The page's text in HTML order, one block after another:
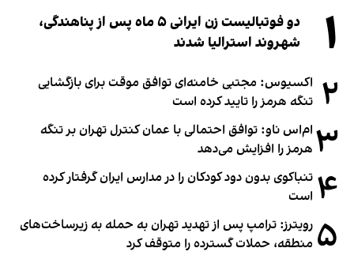
۱
دو فوتبالیست زن ایرانی ۵ ماه پس از پناهندگی،
شهروند استرالیا شدند
۲ اکسیوس: مجتبی خامنه‌ای توافق موقت برای بازگشایی
تنگه هرمز را تایید کرده است
۳ ام‌اس ناو: توافق احتمالی با عمان کنترل تهران بر تنگه
هرمز را افزایش می‌دهد
۴ تنباکوی بدون دود کودکان را در مدارس ایران گرفتار کرده
است
۵ رویترز: ترامپ پس از تهدید تهران به حمله به زیرساخت‌های
منطقه، حملات گسترده را متوقف کرد